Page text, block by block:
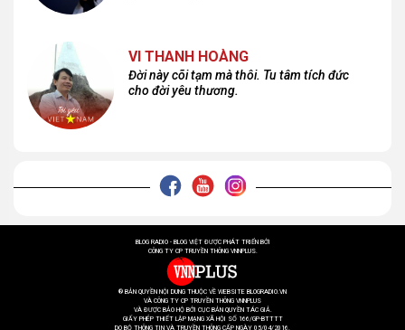
VI THANH HOÀNG
Đời này cõi tạm mà thôi. Tu tâm tích đức
cho đời yêu thương.
BLOG RADIO - BLOG VIỆT ĐƯỢC PHÁT TRIỂN BỞI
CÔNG TY CP TRUYỀN THÔNG VNNPLUS.
® BẢN QUYỀN NỘI DUNG THUỘC VỀ WEBSITE BLOGRADIO.VN
VÀ CÔNG TY CP TRUYỀN THÔNG VNNPLUS
VÀ ĐƯỢC BẢO HỘ BỞI CỤC BẢN QUYỀN TÁC GIẢ.
GIẤY PHÉP THIẾT LẬP MẠNG XÃ HỘI SỐ 166/GP-BTTTT
DO BỘ THÔNG TIN VÀ TRUYỀN THÔNG CẤP NGÀY 05/04/2016.